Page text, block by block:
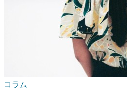
コラム